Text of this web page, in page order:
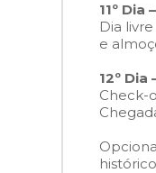
11º Dia
Dia
e
12º Dia
Check-